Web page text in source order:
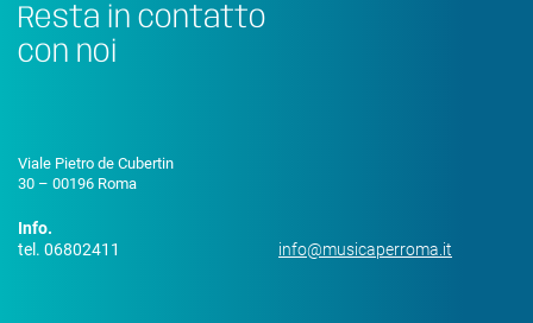
Resta in contatto
con noi
Viale Pietro de Cubertin
30 – 00196 Roma
Info.
tel. 06802411
info@musicaperroma.it